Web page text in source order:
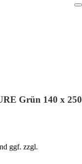
Grün 140 x 250
ggf. zzgl.